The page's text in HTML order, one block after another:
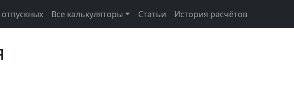
Все калькуляторы Статьи История расчётов